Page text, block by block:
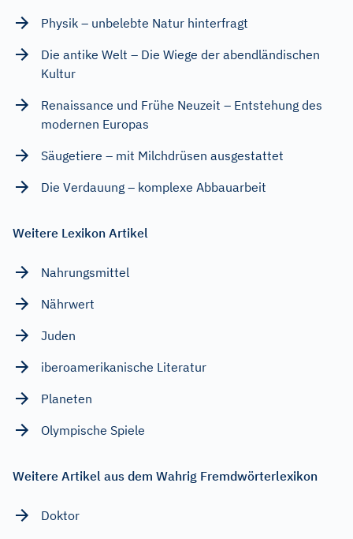
Physik – unbelebte Natur hinterfragt
Die antike Welt – Die Wiege der abendländischen
Kultur
Renaissance und Frühe Neuzeit – Entstehung des
modernen Europas
Säugetiere – mit Milchdrüsen ausgestattet
Die Verdauung – komplexe Abbauarbeit
Weitere Lexikon Artikel
Nahrungsmittel
Nährwert
Juden
iberoamerikanische Literatur
Planeten
Olympische Spiele
Weitere Artikel aus dem Wahrig Fremdwörterlexikon
Doktor